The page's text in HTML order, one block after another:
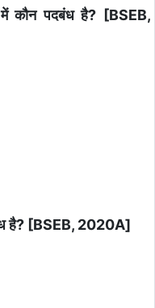
में कौन पदबंध है? [BSEB,
है? [BSEB, 2020A]